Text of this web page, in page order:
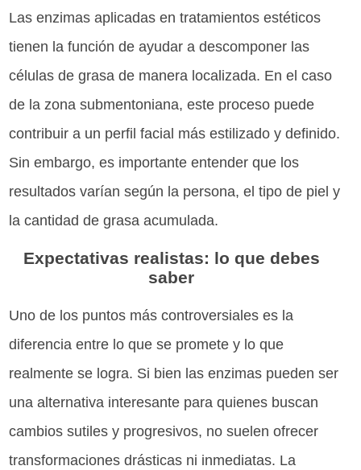
Las enzimas aplicadas en tratamientos estéticos
tienen la función de ayudar a descomponer las
células de grasa de manera localizada. En el caso
de la zona submentoniana, este proceso puede
contribuir a un perfil facial más estilizado y definido.
Sin embargo, es importante entender que los
resultados varían según la persona, el tipo de piel y
la cantidad de grasa acumulada.
Expectativas realistas: lo que debes
saber
Uno de los puntos más controversiales es la
diferencia entre lo que se promete y lo que
realmente se logra. Si bien las enzimas pueden ser
una alternativa interesante para quienes buscan
cambios sutiles y progresivos, no suelen ofrecer
transformaciones drásticas ni inmediatas. La